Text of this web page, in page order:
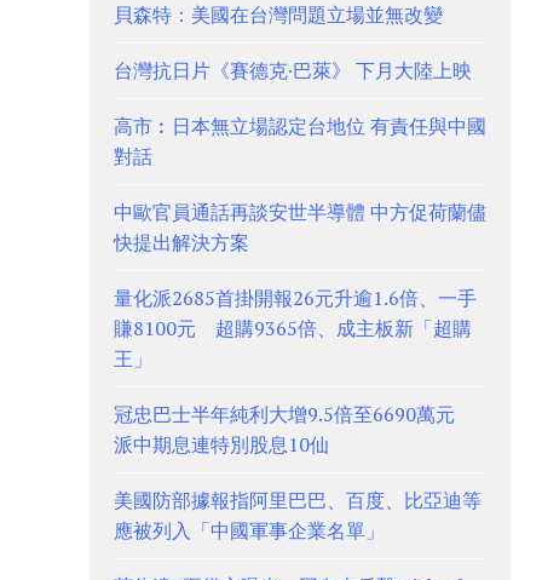
貝森特：美國在台灣問題立場並無改變
台灣抗日片《賽德克·巴萊》 下月大陸上映
高市︰日本無立場認定台地位 有責任與中國
對話
中歐官員通話再談安世半導體 中方促荷蘭儘
快提出解決方案
量化派2685首掛開報26元升逾1.6倍、一手
賺8100元 超購9365倍、成主板新「超購
王」
冠忠巴士半年純利大增9.5倍至6690萬元
派中期息連特別股息10仙
美國防部據報指阿里巴巴、百度、比亞迪等
應被列入「中國軍事企業名單」